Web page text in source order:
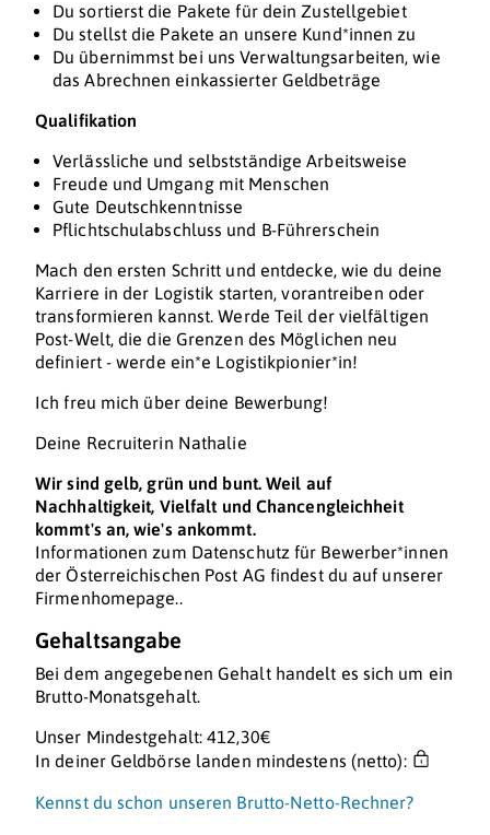
Du sortierst die Pakete für dein Zustellgebiet
Du stellst die Pakete an unsere Kund*innen zu
Du übernimmst bei uns Verwaltungsarbeiten, wie
das Abrechnen einkassierter Geldbeträge
Qualifikation
Verlässliche und selbstständige Arbeitsweise
Freude und Umgang mit Menschen
Gute Deutschkenntnisse
Pflichtschulabschluss und B-Führerschein
Mach den ersten Schritt und entdecke, wie du deine
Karriere in der Logistik starten, vorantreiben oder
transformieren kannst. Werde Teil der vielfältigen
Post-Welt, die die Grenzen des Möglichen neu
definiert - werde ein*e Logistikpionier*in!
Ich freu mich über deine Bewerbung!
Deine Recruiterin Nathalie
Wir sind gelb, grün und bunt. Weil auf
Nachhaltigkeit, Vielfalt und Chancengleichheit
kommt's an, wie's ankommt.
Informationen zum Datenschutz für Bewerber*innen
der Österreichischen Post AG findest du auf unserer
Firmenhomepage..
Gehaltsangabe
Bei dem angegebenen Gehalt handelt es sich um ein
Brutto-Monatsgehalt.
Unser Mindestgehalt: 412,30€
In deiner Geldbörse landen mindestens (netto):
Kennst du schon unseren Brutto-Netto-Rechner?